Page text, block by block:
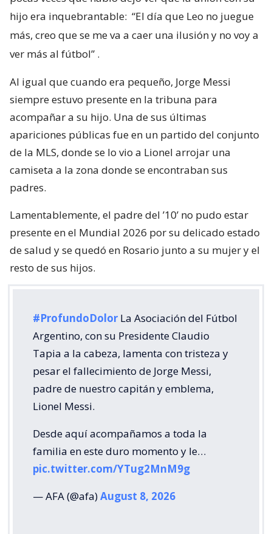
hijo era inquebrantable: “El día que Leo no juegue
más, creo que se me va a caer una ilusión y no voy a
ver más al fútbol” .
Al igual que cuando era pequeño, Jorge Messi
siempre estuvo presente en la tribuna para
acompañar a su hijo. Una de sus últimas
apariciones públicas fue en un partido del conjunto
de la MLS, donde se lo vio a Lionel arrojar una
camiseta a la zona donde se encontraban sus
padres.
Lamentablemente, el padre del ’10’ no pudo estar
presente en el Mundial 2026 por su delicado estado
de salud y se quedó en Rosario junto a su mujer y el
resto de sus hijos.
#ProfundoDolor La Asociación del Fútbol
Argentino, con su Presidente Claudio
Tapia a la cabeza, lamenta con tristeza y
pesar el fallecimiento de Jorge Messi,
padre de nuestro capitán y emblema,
Lionel Messi.
Desde aquí acompañamos a toda la
familia en este duro momento y le…
pic.twitter.com/YTug2MnM9g
— AFA (@afa)August 8, 2026